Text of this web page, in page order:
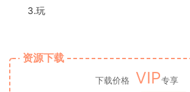
3.玩
资源下载
下载价格 VIP专享